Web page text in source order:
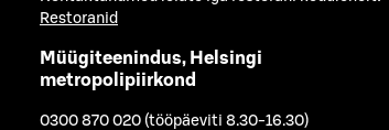
Restoranid
Müügiteenindus, Helsingi
metropolipiirkond
0300 870 020 (tööpäeviti 8.30-16.30)